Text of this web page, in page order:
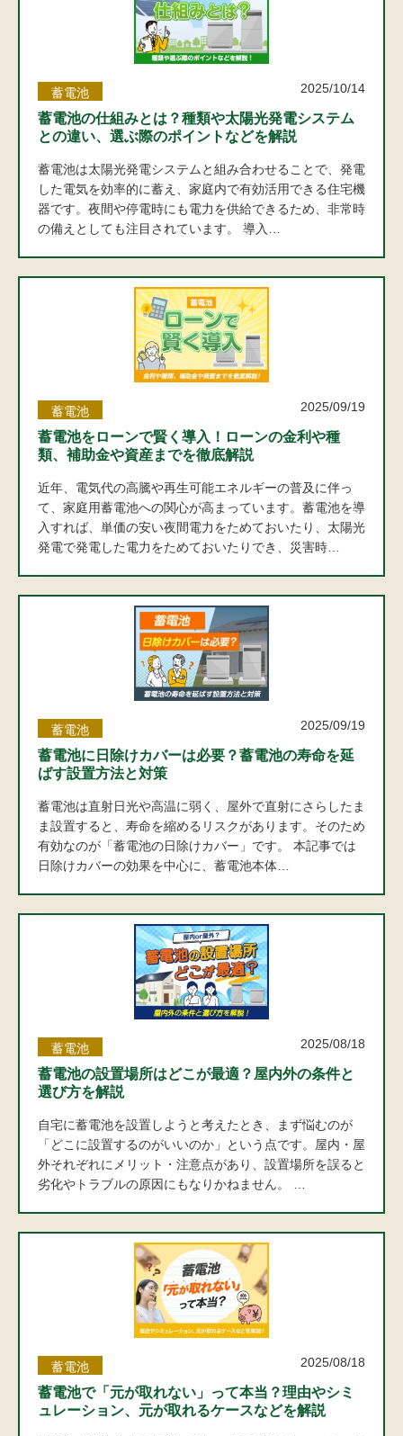
蓄電池 2025/10/14
蓄電池の仕組みとは？種類や太陽光発電システム
との違い、選ぶ際のポイントなどを解説
蓄電池は太陽光発電システムと組み合わせることで、発電
した電気を効率的に蓄え、家庭内で有効活用できる住宅機
器です。夜間や停電時にも電力を供給できるため、非常時
の備えとしても注目されています。 導入…
蓄電池 2025/09/19
蓄電池をローンで賢く導入！ローンの金利や種
類、補助金や資産までを徹底解説
近年、電気代の高騰や再生可能エネルギーの普及に伴っ
て、家庭用蓄電池への関心が高まっています。蓄電池を導
入すれば、単価の安い夜間電力をためておいたり、太陽光
発電で発電した電力をためておいたりでき、災害時…
蓄電池 2025/09/19
蓄電池に日除けカバーは必要？蓄電池の寿命を延
ばす設置方法と対策
蓄電池は直射日光や高温に弱く、屋外で直射にさらしたま
ま設置すると、寿命を縮めるリスクがあります。そのため
有効なのが「蓄電池の日除けカバー」です。 本記事では
日除けカバーの効果を中心に、蓄電池本体…
蓄電池 2025/08/18
蓄電池の設置場所はどこが最適？屋内外の条件と
選び方を解説
自宅に蓄電池を設置しようと考えたとき、まず悩むのが
「どこに設置するのがいいのか」という点です。屋内・屋
外それぞれにメリット・注意点があり、設置場所を誤ると
劣化やトラブルの原因にもなりかねません。 …
蓄電池 2025/08/18
蓄電池で「元が取れない」って本当？理由やシミ
ュレーション、元が取れるケースなどを解説